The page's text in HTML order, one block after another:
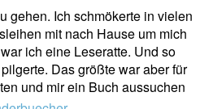
gehen. Ich schmökerte in vielen
mit nach Hause um mich
ich eine Leseratte. Und so
Das größte war aber für
und mir ein Buch aussuchen